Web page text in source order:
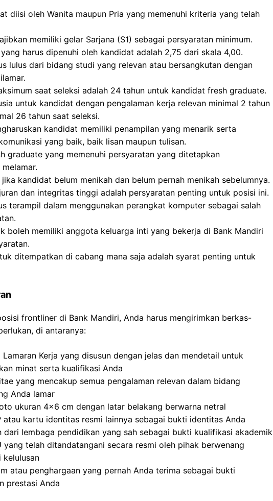
diisi oleh Wanita maupun Pria yang memenuhi kriteria yang telah
memiliki gelar Sarjana (S1) sebagai persyaratan minimum.
yang harus dipenuhi oleh kandidat adalah 2,75 dari skala 4,00.
lulus dari bidang studi yang relevan atau bersangkutan dengan
saat seleksi adalah 24 tahun untuk kandidat fresh graduate.
untuk kandidat dengan pengalaman kerja relevan minimal 2 tahun
26 tahun saat seleksi.
kandidat memiliki penampilan yang menarik serta
yang baik, baik lisan maupun tulisan.
graduate yang memenuhi persyaratan yang ditetapkan
kandidat belum menikah dan belum pernah menikah sebelumnya.
dan integritas tinggi adalah persyaratan penting untuk posisi ini.
terampil dalam menggunakan perangkat komputer sebagai salah
boleh memiliki anggota keluarga inti yang bekerja di Bank Mandiri
ditempatkan di cabang mana saja adalah syarat penting untuk
frontliner di Bank Mandiri, Anda harus mengirimkan berkas-
di antaranya:
Lamaran Kerja yang disusun dengan jelas dan mendetail untuk
minat serta kualifikasi Anda
yang mencakup semua pengalaman relevan dalam bidang
Anda lamar
ukuran 4×6 cm dengan latar belakang berwarna netral
atau kartu identitas resmi lainnya sebagai bukti identitas Anda
dari lembaga pendidikan yang sah sebagai bukti kualifikasi akademik
yang telah ditandatangani secara resmi oleh pihak berwenang
kelulusan
atau penghargaan yang pernah Anda terima sebagai bukti
prestasi Anda